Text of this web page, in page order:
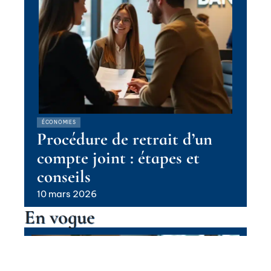
ÉCONOMIES
Procédure de retrait d’un
compte joint : étapes et
conseils
10 mars 2026
En vogue